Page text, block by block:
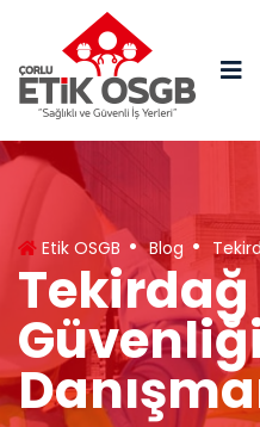
Etik OSGB Blog
Tekirdağ